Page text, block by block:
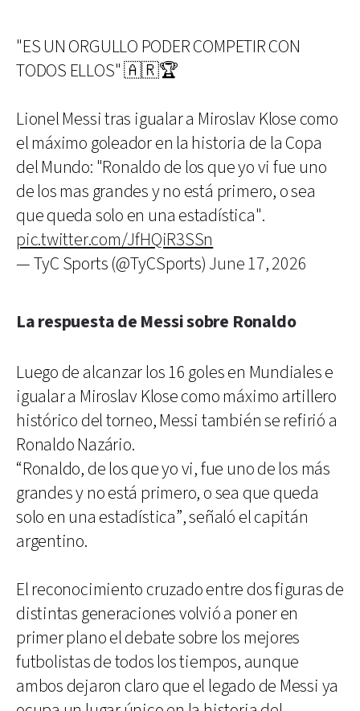
"ES UN ORGULLO PODER COMPETIR CON
TODOS ELLOS" 🇦🇷🏆
Lionel Messi tras igualar a Miroslav Klose como
el máximo goleador en la historia de la Copa
del Mundo: "Ronaldo de los que yo vi fue uno
de los mas grandes y no está primero, o sea
que queda solo en una estadística".
pic.twitter.com/JfHQiR3SSn
— TyC Sports (@TyCSports) June 17, 2026
La respuesta de Messi sobre Ronaldo
Luego de alcanzar los 16 goles en Mundiales e
igualar a Miroslav Klose como máximo artillero
histórico del torneo, Messi también se refirió a
Ronaldo Nazário.
“Ronaldo, de los que yo vi, fue uno de los más
grandes y no está primero, o sea que queda
solo en una estadística”, señaló el capitán
argentino.
El reconocimiento cruzado entre dos figuras de
distintas generaciones volvió a poner en
primer plano el debate sobre los mejores
futbolistas de todos los tiempos, aunque
ambos dejaron claro que el legado de Messi ya